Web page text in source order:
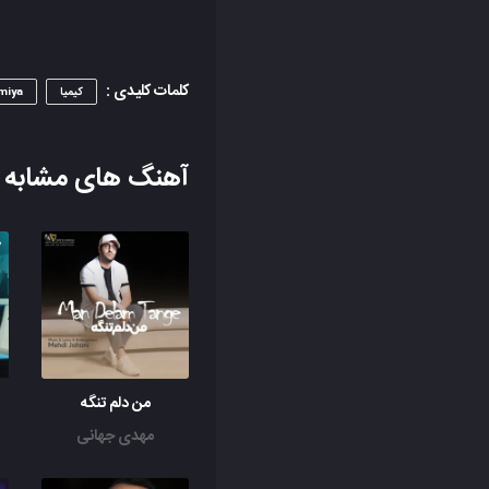
کلمات کلیدی : کیمیا
آهنگ های مشابه
من دلم تنگه
مهدی جهانی